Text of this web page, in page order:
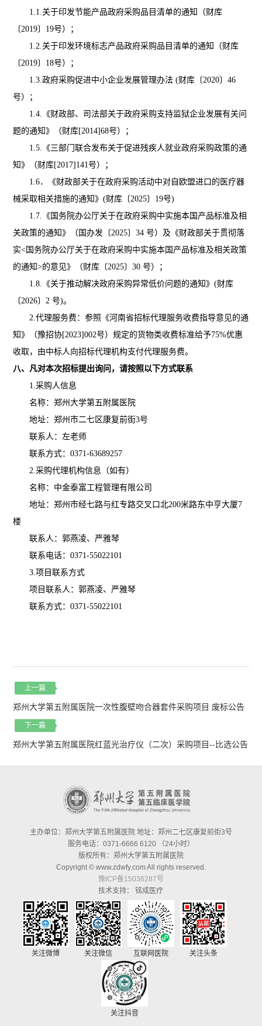
1.1.关于印发节能产品政府采购品目清单的通知（财库
〔2019〕19号）；
1.2.关于印发环境标志产品政府采购品目清单的通知（财库
〔2019〕18号）；
1.3.政府采购促进中小企业发展管理办法 (财库〔2020〕46
号）；
1.4.《财政部、司法部关于政府采购支持监狱企业发展有关问
题的通知》（财库[2014]68号）；
1.5.《三部门联合发布关于促进残疾人就业政府采购政策的通
知》（财库[2017]141号）
；
1.6．《财政部关于在政府采购活动中对自欧盟进口的医疗器
械采取相关措施的通知》(财库〔2025〕19号)
1.7.《国务院办公厅关于在政府采购中实施本国产品标准及相
关政策的通知》（国办发〔2025〕34 号）及《财政部关于贯彻落
实<国务院办公厅关于在政府采购中实施本国产品标准及相关政策
的通知>的意见》（财库〔2025〕30 号）；
1.8.《关于推动解决政府采购异常低价问题的通知》(财库
〔2026〕2 号)。
2.代理服务费：参照《河南省招标代理服务收费指导意见的通
知》（豫招协[2023]002号）规定的货物类收费标准给予75%优惠
收取，由中标人向招标代理机构支付代理服务费。
八、 凡对本次招标提出询问，请按照以下方式联系
1.采购人信息
名称：郑州大学第五附属医院
地址：郑州市二七区康复前街3号
联系人：左老师
联系方式：0371-63689257
2.采购代理机构信息（如有）
名称：中金泰富工程管理有限公司
地址：郑州市经七路与红专路交叉口北200米路东中亨大厦7
楼
联系人：郭燕凌、 严雅琴
联系电话：0371-55022101
3.项目联系方式
项目联系人：郭燕凌、 严雅琴
联系方式：0371-55022101
上一篇
郑州大学第五附属医院一次性腹壁吻合器套件采购项目 废标公告
下一篇
郑州大学第五附属医院红蓝光治疗仪（二次）采购项目--比选公告
关注微博 关注微信 互联网医院 关注头条
关注抖音
主办单位：郑州大学第五附属医院 地址：郑州二七区康复前街3号
服务电话：0371-6666 6120 （24小时）
版权所有：郑州大学第五附属医院
Copyright © www.zdwfy.com All rights reserved.
豫ICP备15036287号
技术支持：铭成医疗